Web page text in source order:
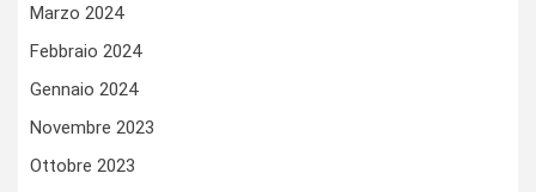
Marzo 2024
Febbraio 2024
Gennaio 2024
Novembre 2023
Ottobre 2023